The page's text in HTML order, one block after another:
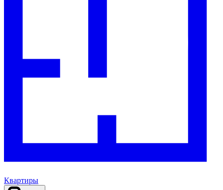
Квартиры